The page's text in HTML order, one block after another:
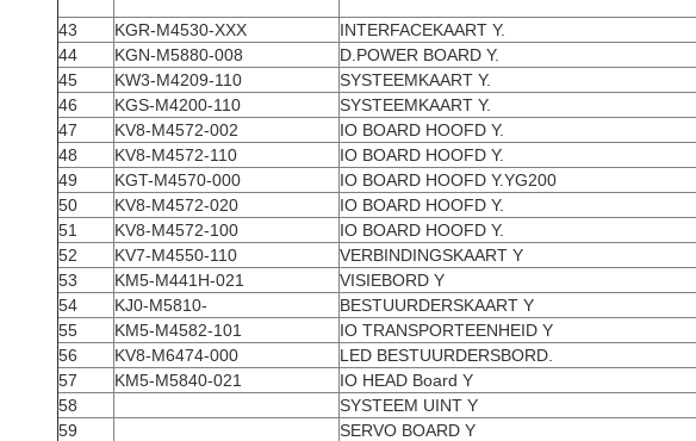
43 KGR-M4530-XXX
INTERFACEKAART Y.
44
KGN-M5880-008
D.POWER BOARD Y.
45
KW3-M4209-110
SYSTEEMKAART Y.
46
KGS-M4200-110
SYSTEEMKAART Y.
47
KV8-M4572-002
IO BOARD HOOFD Y.
48
KV8-M4572-110
IO BOARD HOOFD Y.
49
KGT-M4570-000
IO BOARD HOOFD Y.YG200
50
KV8-M4572-020
IO BOARD HOOFD Y.
51
KV8-M4572-100
IO BOARD HOOFD Y.
52
KV7-M4550-110
VERBINDINGSKAART Y
53
KM5-M441H-021
VISIEBORD Y
54
KJ0-M5810-
BESTUURDERSKAART Y
55
KM5-M4582-101
IO TRANSPORTEENHEID Y
56
KV8-M6474-000
LED BESTUURDERSBORD.
57
KM5-M5840-021
IO HEAD Board Y
58
SYSTEEM UINT Y
59
SERVO BOARD Y